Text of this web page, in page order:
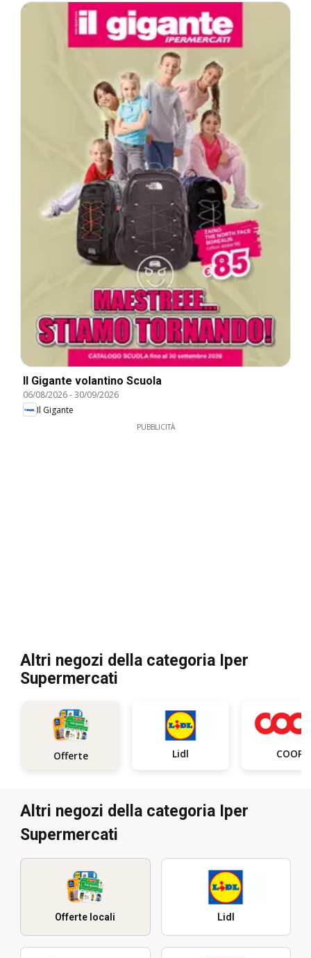
Il Gigante volantino Scuola
06/08/2026-30/09/2026
Il Gigante
PUBBLICITÀ
Altri negozi della categoria Iper
Supermercati
Offerte Lidl COOP
Altri negozi della categoria Iper
Supermercati
Offerte locali Lidl